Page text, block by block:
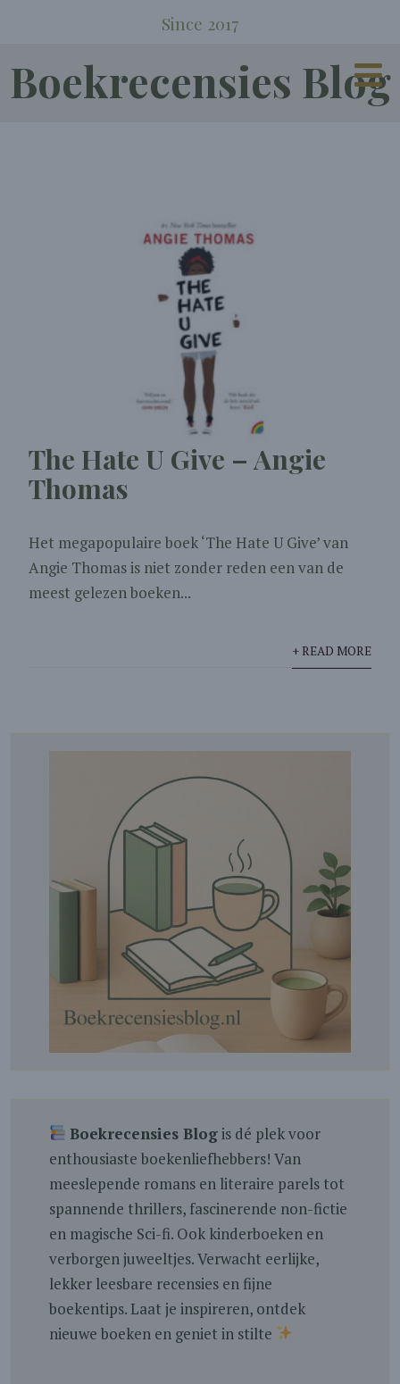
Since 2017
Boekrecensies Blog
The Hate U Give – Angie
Thomas
Het megapopulaire boek ‘The Hate U Give’ van
Angie Thomas is niet zonder reden een van de
meest gelezen boeken...
+ READ MORE
Boekrecensies Blogis dé plek voor
enthousiaste boekenliefhebbers! Van
meeslepende romans en literaire parels tot
spannende thrillers, fascinerende non-fictie
en magische Sci-fi. Ook kinderboeken en
verborgen juweeltjes. Verwacht eerlijke,
lekker leesbare recensies en fijne
boekentips. Laat je inspireren, ontdek
nieuwe boeken en geniet in stilte